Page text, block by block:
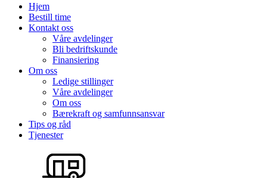
Hjem
Bestill time
Kontakt oss
Våre avdelinger
Bli bedriftskunde
Finansiering
Om oss
Ledige stillinger
Våre avdelinger
Om oss
Bærekraft og samfunnsansvar
Tips og råd
Tjenester